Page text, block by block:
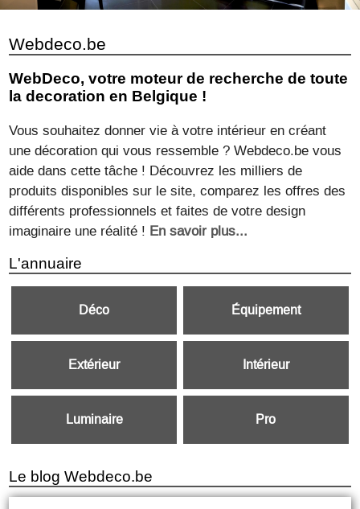
Webdeco.be
WebDeco, votre moteur de recherche de toute
la decoration en Belgique !
Vous souhaitez donner vie à votre intérieur en créant
une décoration qui vous ressemble ? Webdeco.be vous
aide dans cette tâche ! Découvrez les milliers de
produits disponibles sur le site, comparez les offres des
différents professionnels et faites de votre design
imaginaire une réalité ! En savoir plus...
L'annuaire
Déco Équipement
Extérieur Intérieur
Luminaire Pro
Le blog Webdeco.be